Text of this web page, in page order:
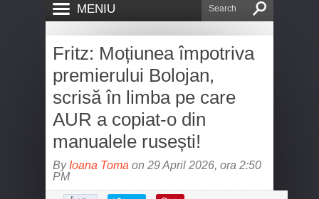
MENIU
Fritz: Moțiunea împotriva
premierului Bolojan,
scrisă în limba pe care
AUR a copiat-o din
manualele rusești!
By Ioana Toma on 29 April 2026, ora 2:50
PM